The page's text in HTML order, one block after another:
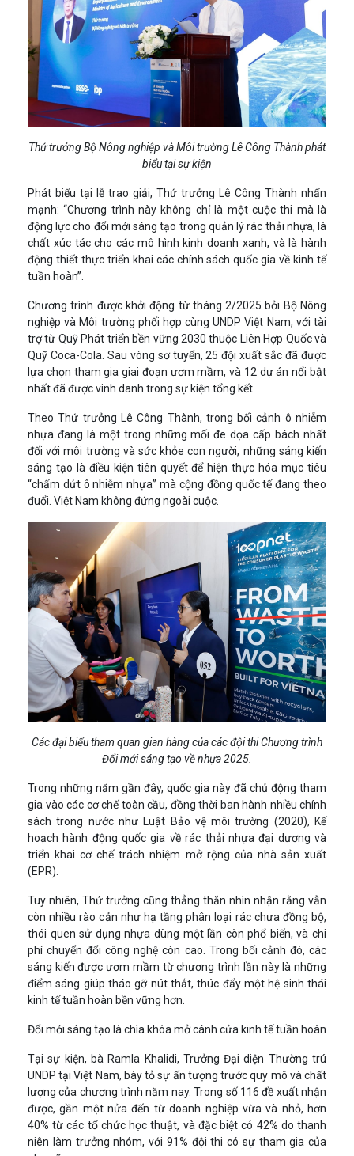
Thứ trưởng Bộ Nông nghiệp và Môi trường Lê Công Thành phát
biểu tại sự kiện
Phát biểu tại lễ trao giải, Thứ trưởng Lê Công Thành nhấn
mạnh: “Chương trình này không chỉ là một cuộc thi mà là
động lực cho đổi mới sáng tạo trong quản lý rác thải nhựa, là
chất xúc tác cho các mô hình kinh doanh xanh, và là hành
động thiết thực triển khai các chính sách quốc gia về kinh tế
tuần hoàn”.
Chương trình được khởi động từ tháng 2/2025 bởi Bộ Nông
nghiệp và Môi trường phối hợp cùng UNDP Việt Nam, với tài
trợ từ Quỹ Phát triển bền vững 2030 thuộc Liên Hợp Quốc và
Quỹ Coca-Cola. Sau vòng sơ tuyển, 25 đội xuất sắc đã được
lựa chọn tham gia giai đoạn ươm mầm, và 12 dự án nổi bật
nhất đã được vinh danh trong sự kiện tổng kết.
Theo Thứ trưởng Lê Công Thành, trong bối cảnh ô nhiễm
nhựa đang là một trong những mối đe dọa cấp bách nhất
đối với môi trường và sức khỏe con người, những sáng kiến
sáng tạo là điều kiện tiên quyết để hiện thực hóa mục tiêu
“chấm dứt ô nhiễm nhựa” mà cộng đồng quốc tế đang theo
đuổi. Việt Nam không đứng ngoài cuộc.
Các đại biểu tham quan gian hàng của các đội thi Chương trình
Đổi mới sáng tạo về nhựa 2025.
Trong những năm gần đây, quốc gia này đã chủ động tham
gia vào các cơ chế toàn cầu, đồng thời ban hành nhiều chính
sách trong nước như Luật Bảo vệ môi trường (2020), Kế
hoạch hành động quốc gia về rác thải nhựa đại dương và
triển khai cơ chế trách nhiệm mở rộng của nhà sản xuất
(EPR).
Tuy nhiên, Thứ trưởng cũng thẳng thắn nhìn nhận rằng vẫn
còn nhiều rào cản như hạ tầng phân loại rác chưa đồng bộ,
thói quen sử dụng nhựa dùng một lần còn phổ biến, và chi
phí chuyển đổi công nghệ còn cao. Trong bối cảnh đó, các
sáng kiến được ươm mầm từ chương trình lần này là những
điểm sáng giúp tháo gỡ nút thắt, thúc đẩy một hệ sinh thái
kinh tế tuần hoàn bền vững hơn.
Đổi mới sáng tạo là chìa khóa mở cánh cửa kinh tế tuần hoàn
Tại sự kiện, bà Ramla Khalidi, Trưởng Đại diện Thường trú
UNDP tại Việt Nam, bày tỏ sự ấn tượng trước quy mô và chất
lượng của chương trình năm nay. Trong số 116 đề xuất nhận
được, gần một nửa đến từ doanh nghiệp vừa và nhỏ, hơn
40% từ các tổ chức học thuật, và đặc biệt có 42% do thanh
niên làm trưởng nhóm, với 91% đội thi có sự tham gia của